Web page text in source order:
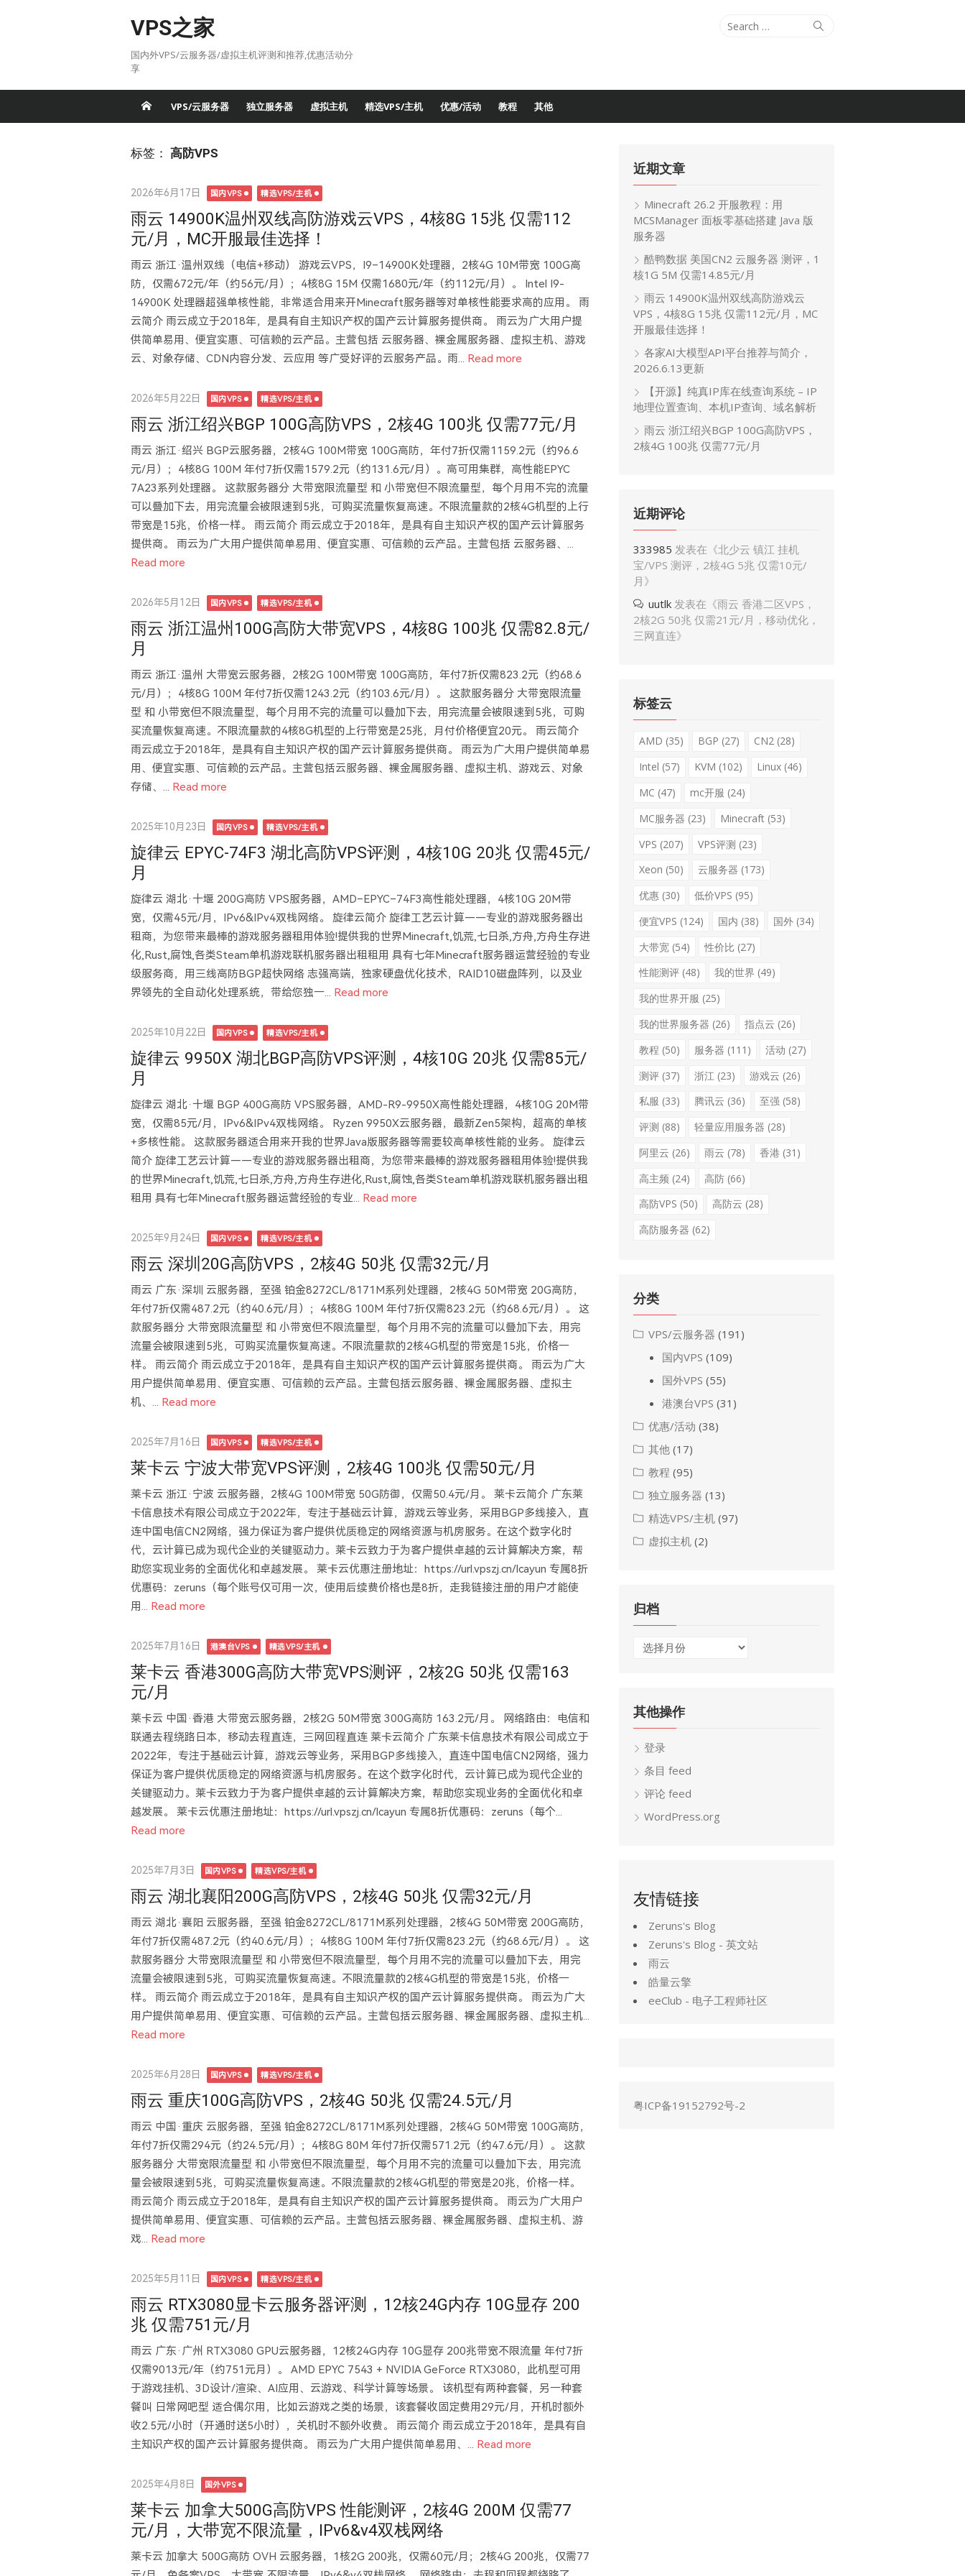
VPS之家
国内外VPS/云服务器/虚拟主机评测和推荐,优惠活动分
享
Search
Search
VPS/云服务器 独立服务器 虚拟主机 精选VPS/主机 优惠/活动 教程 其他
标签： 高防VPS
Posted
on
2026年6月17日 国内VPS 精选VPS/主机
雨云 14900K温州双线高防游戏云VPS，4核8G 15兆 仅需112
元/月，MC开服最佳选择！
雨云 浙江·温州双线（电信+移动） 游戏云VPS，I9–14900K处理器，2核4G 10M带宽 100G高
防，仅需672元/年（约56元/月）；4核8G 15M 仅需1680元/年（约112元/月）。 Intel I9-
14900K 处理器超强单核性能，非常适合用来开Minecraft服务器等对单核性能要求高的应用。 雨
云简介 雨云成立于2018年，是具有自主知识产权的国产云计算服务提供商。 雨云为广大用户提
供简单易用、便宜实惠、可信赖的云产品。主营包括 云服务器、裸金属服务器、虚拟主机、游戏
云、对象存储、CDN内容分发、云应用 等广受好评的云服务产品。雨... Read more
Posted
on
2026年5月22日 国内VPS 精选VPS/主机
雨云 浙江绍兴BGP 100G高防VPS，2核4G 100兆 仅需77元/月
雨云 浙江·绍兴 BGP云服务器，2核4G 100M带宽 100G高防，年付7折仅需1159.2元（约96.6
元/月）；4核8G 100M 年付7折仅需1579.2元（约131.6元/月）。高可用集群，高性能EPYC
7A23系列处理器。 这款服务器分 大带宽限流量型 和 小带宽但不限流量型，每个月用不完的流量
可以叠加下去，用完流量会被限速到5兆，可购买流量恢复高速。不限流量款的2核4G机型的上行
带宽是15兆，价格一样。 雨云简介 雨云成立于2018年，是具有自主知识产权的国产云计算服务
提供商。 雨云为广大用户提供简单易用、便宜实惠、可信赖的云产品。主营包括 云服务器、...
Read more
Posted
on
2026年5月12日 国内VPS 精选VPS/主机
雨云 浙江温州100G高防大带宽VPS，4核8G 100兆 仅需82.8元/
月
雨云 浙江·温州 大带宽云服务器，2核2G 100M带宽 100G高防，年付7折仅需823.2元（约68.6
元/月）；4核8G 100M 年付7折仅需1243.2元（约103.6元/月）。 这款服务器分 大带宽限流量
型 和 小带宽但不限流量型，每个月用不完的流量可以叠加下去，用完流量会被限速到5兆，可购
买流量恢复高速。不限流量款的4核8G机型的上行带宽是25兆，月付价格便宜20元。 雨云简介
雨云成立于2018年，是具有自主知识产权的国产云计算服务提供商。 雨云为广大用户提供简单易
用、便宜实惠、可信赖的云产品。主营包括云服务器、裸金属服务器、虚拟主机、游戏云、对象
存储、... Read more
Posted
on
2025年10月23日 国内VPS 精选VPS/主机
旋律云 EPYC-74F3 湖北高防VPS评测，4核10G 20兆 仅需45元/
月
旋律云 湖北·十堰 200G高防 VPS服务器，AMD–EPYC–74F3高性能处理器，4核10G 20M带
宽，仅需45元/月，IPv6&IPv4双栈网络。 旋律云简介 旋律工艺云计算——专业的游戏服务器出
租商，为您带来最棒的游戏服务器租用体验!提供我的世界Minecraft,饥荒,七日杀,方舟,方舟生存进
化,Rust,腐蚀,各类Steam单机游戏联机服务器出租租用 具有七年Minecraft服务器运营经验的专业
级服务商，用三线高防BGP超快网络 志强高端，独家硬盘优化技术，RAID10磁盘阵列，以及业
界领先的全自动化处理系统，带给您独一... Read more
Posted
on
2025年10月22日 国内VPS 精选VPS/主机
旋律云 9950X 湖北BGP高防VPS评测，4核10G 20兆 仅需85元/
月
旋律云 湖北·十堰 BGP 400G高防 VPS服务器，AMD-R9-9950X高性能处理器，4核10G 20M带
宽，仅需85元/月，IPv6&IPv4双栈网络。 Ryzen 9950X云服务器，最新Zen5架构，超高的单核
+多核性能。 这款服务器适合用来开我的世界Java版服务器等需要较高单核性能的业务。 旋律云
简介 旋律工艺云计算——专业的游戏服务器出租商，为您带来最棒的游戏服务器租用体验!提供我
的世界Minecraft,饥荒,七日杀,方舟,方舟生存进化,Rust,腐蚀,各类Steam单机游戏联机服务器出租
租用 具有七年Minecraft服务器运营经验的专业... Read more
Posted
on
2025年9月24日 国内VPS 精选VPS/主机
雨云 深圳20G高防VPS，2核4G 50兆 仅需32元/月
雨云 广东·深圳 云服务器，至强 铂金8272CL/8171M系列处理器，2核4G 50M带宽 20G高防，
年付7折仅需487.2元（约40.6元/月）；4核8G 100M 年付7折仅需823.2元（约68.6元/月）。 这
款服务器分 大带宽限流量型 和 小带宽但不限流量型，每个月用不完的流量可以叠加下去，用完
流量会被限速到5兆，可购买流量恢复高速。不限流量款的2核4G机型的带宽是15兆，价格一
样。 雨云简介 雨云成立于2018年，是具有自主知识产权的国产云计算服务提供商。 雨云为广大
用户提供简单易用、便宜实惠、可信赖的云产品。主营包括云服务器、裸金属服务器、虚拟主
机、... Read more
Posted
on
2025年7月16日 国内VPS 精选VPS/主机
莱卡云 宁波大带宽VPS评测，2核4G 100兆 仅需50元/月
莱卡云 浙江·宁波 云服务器，2核4G 100M带宽 50G防御，仅需50.4元/月。 莱卡云简介 广东莱
卡信息技术有限公司成立于2022年，专注于基础云计算，游戏云等业务，采用BGP多线接入，直
连中国电信CN2网络，强力保证为客户提供优质稳定的网络资源与机房服务。在这个数字化时
代，云计算已成为现代企业的关键驱动力。莱卡云致力于为客户提供卓越的云计算解决方案，帮
助您实现业务的全面优化和卓越发展。 莱卡云优惠注册地址：https://url.vpszj.cn/lcayun 专属8折
优惠码：zeruns（每个账号仅可用一次，使用后续费价格也是8折，走我链接注册的用户才能使
用... Read more
Posted
on
2025年7月16日 港澳台VPS 精选VPS/主机
莱卡云 香港300G高防大带宽VPS测评，2核2G 50兆 仅需163
元/月
莱卡云 中国·香港 大带宽云服务器，2核2G 50M带宽 300G高防 163.2元/月。 网络路由：电信和
联通去程绕路日本，移动去程直连，三网回程直连 莱卡云简介 广东莱卡信息技术有限公司成立于
2022年，专注于基础云计算，游戏云等业务，采用BGP多线接入，直连中国电信CN2网络，强力
保证为客户提供优质稳定的网络资源与机房服务。在这个数字化时代，云计算已成为现代企业的
关键驱动力。莱卡云致力于为客户提供卓越的云计算解决方案，帮助您实现业务的全面优化和卓
越发展。 莱卡云优惠注册地址：https://url.vpszj.cn/lcayun 专属8折优惠码：zeruns（每个...
Read more
Posted
on
2025年7月3日 国内VPS 精选VPS/主机
雨云 湖北襄阳200G高防VPS，2核4G 50兆 仅需32元/月
雨云 湖北·襄阳 云服务器，至强 铂金8272CL/8171M系列处理器，2核4G 50M带宽 200G高防，
年付7折仅需487.2元（约40.6元/月）；4核8G 100M 年付7折仅需823.2元（约68.6元/月）。 这
款服务器分 大带宽限流量型 和 小带宽但不限流量型，每个月用不完的流量可以叠加下去，用完
流量会被限速到5兆，可购买流量恢复高速。不限流量款的2核4G机型的带宽是15兆，价格一
样。 雨云简介 雨云成立于2018年，是具有自主知识产权的国产云计算服务提供商。 雨云为广大
用户提供简单易用、便宜实惠、可信赖的云产品。主营包括云服务器、裸金属服务器、虚拟主机...
Read more
Posted
on
2025年6月28日 国内VPS 精选VPS/主机
雨云 重庆100G高防VPS，2核4G 50兆 仅需24.5元/月
雨云 中国·重庆 云服务器，至强 铂金8272CL/8171M系列处理器，2核4G 50M带宽 100G高防，
年付7折仅需294元（约24.5元/月）；4核8G 80M 年付7折仅需571.2元（约47.6元/月）。 这款
服务器分 大带宽限流量型 和 小带宽但不限流量型，每个月用不完的流量可以叠加下去，用完流
量会被限速到5兆，可购买流量恢复高速。不限流量款的2核4G机型的带宽是20兆，价格一样。
雨云简介 雨云成立于2018年，是具有自主知识产权的国产云计算服务提供商。 雨云为广大用户
提供简单易用、便宜实惠、可信赖的云产品。主营包括云服务器、裸金属服务器、虚拟主机、游
戏... Read more
Posted
on
2025年5月11日 国内VPS 精选VPS/主机
雨云 RTX3080显卡云服务器评测，12核24G内存 10G显存 200
兆 仅需751元/月
雨云 广东·广州 RTX3080 GPU云服务器，12核24G内存 10G显存 200兆带宽不限流量 年付7折
仅需9013元/年（约751元月）。 AMD EPYC 7543 + NVIDIA GeForce RTX3080，此机型可用
于游戏挂机、3D设计/渲染、AI应用、云游戏、科学计算等场景。 该机型有两种套餐，另一种套
餐叫 日常网吧型 适合偶尔用，比如云游戏之类的场景，该套餐收固定费用29元/月，开机时额外
收2.5元/小时（开通时送5小时），关机时不额外收费。 雨云简介 雨云成立于2018年，是具有自
主知识产权的国产云计算服务提供商。 雨云为广大用户提供简单易用、... Read more
Posted
on
2025年4月8日 国外VPS
莱卡云 加拿大500G高防VPS 性能测评，2核4G 200M 仅需77
元/月，大带宽不限流量，IPv6&v4双栈网络
莱卡云 加拿大 500G高防 OVH 云服务器，1核2G 200兆，仅需60元/月；2核4G 200兆，仅需77
近期文章
Minecraft 26.2 开服教程：用
MCSManager 面板零基础搭建 Java 版
服务器
酷鸭数据 美国CN2 云服务器 测评，1
核1G 5M 仅需14.85元/月
雨云 14900K温州双线高防游戏云
VPS，4核8G 15兆 仅需112元/月，MC
开服最佳选择！
各家AI大模型API平台推荐与简介，
2026.6.13更新
【开源】纯真IP库在线查询系统 – IP
地理位置查询、本机IP查询、域名解析
雨云 浙江绍兴BGP 100G高防VPS，
2核4G 100兆 仅需77元/月
近期评论
333985 发表在《北少云 镇江 挂机
宝/VPS 测评，2核4G 5兆 仅需10元/
月 》
uutlk 发表在《雨云 香港二区VPS，
2核2G 50兆 仅需21元/月，移动优化，
三网直连》
标签云
AMD (35) BGP (27) CN2 (28)
Intel (57) KVM (102) Linux (46)
MC (47) mc开服 (24)
MC服务器 (23) Minecraft (53)
VPS (207) VPS评测 (23)
Xeon (50) 云服务器 (173)
优惠 (30) 低价VPS (95)
便宜VPS (124) 国内 (38) 国外 (34)
大带宽 (54) 性价比 (27)
性能测评 (48) 我的世界 (49)
我的世界开服 (25)
我的世界服务器 (26) 指点云 (26)
教程 (50) 服务器 (111) 活动 (27)
测评 (37) 浙江 (23) 游戏云 (26)
私服 (33) 腾讯云 (36) 至强 (58)
评测 (88) 轻量应用服务器 (28)
阿里云 (26) 雨云 (78) 香港 (31)
高主频 (24) 高防 (66)
高防VPS (50) 高防云 (28)
高防服务器 (62)
分类
VPS/云服务器 (191)
国内VPS (109)
国外VPS (55)
港澳台VPS (31)
优惠/活动 (38)
其他 (17)
教程 (95)
独立服务器 (13)
精选VPS/主机 (97)
虚拟主机 (2)
归档
归
其他操作
登录
条目 feed
评论 feed
WordPress.org
友情链接
Zeruns's Blog
Zeruns's Blog - 英文站
雨云
皓量云擎
eeClub - 电子工程师社区
粤ICP备19152792号-2